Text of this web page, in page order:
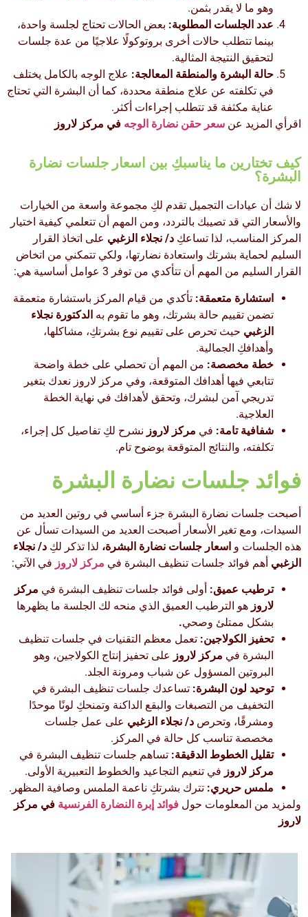
وهو ما لا يقدر بثمن.
عدد الجلسات المطلوبة: بعض الحالات تحتاج لجلسة واحدة،
بينما تتطلب حالات أخرى بروتوكولًا علاجيًا من عدة جلسات
لتحقيق النتيجة المثالية.
حالة البشرة والمنطقة المعالجة: علاج الوجه بالكامل يختلف
في تكلفته عن علاج منطقة محددة، كما أن البشرة التي تحتاج
عناية مكثفة قد تتطلب إجراءات أكثر.
اقرأي المزيد عن سعر حقن نضارة الوجه في مركز لاروز
كيف تختارين ما يناسبكِ بين اسعار جلسات نضارة
البشرة؟
لا شك أن عيادات التجميل تقدم لكِ مجموعة واسعة من الخيارات
والأسعار التي قد تصيبك بالتردد، ومن المهم أن تتعلمي كيفية اختيار
المركز المناسب، لذا تساعكِ د/ نجلاء الزغبي على اتخاذ القرار
السليم لحماية بشرتك واستعادة نضارتها، ولكي تتمكني من اتخاض
القرار السليم من المهم أن تتأكدي من توفر 3 عوامل أساسية هي:
استشارة متعمقة: تأكدي من قيام المركز باستشارة متعمقة
تضمن تقييم حالة بشرتك، وهو ما تقوم به الدكتورة نجلاء
الزغبي حيث تحرص على تقييم نوع بشرتكِ، مشاكلها،
وأهدافكِ الجمالية.
خطة مخصصة: من المهم أن تحصلي على خطة واضحة
تتابعي فيها أهدافك المتوقعة، وفي مركز لاروز نعدك بتغير
تدريجي آمن لبشرك، وتحقق لأهدافك في نهاية الخطة
العلاجية.
شفافية تامة: في مركز لاروز نشرح لكِ تفاصيل كل إجراء،
تكلفته، والنتائج المتوقعة بوضوح تام.
فوائد جلسات نضارة البشرة
أصبحت جلسات نضارة البشرة جزء أساسي في روتين العديد من
السيدات، ومع تغير الأسعار أصبحت العديد من السيدات تسأل عن
هذه الجلسات و اسعار جلسات نضارة البشرة، لذا تذكر لكِ د/ نجلاء
الزغبي أهم فوائد جلسات تنظيف البشرة في مركز لاروز في الآتي:
ترطيب عميق: أولى فوائد جلسات تنظيف البشرة في مركز
لاروز هو الترطيب العميق الذي منحه لك الجلسة ما يظهرها
بشكل ممتلئ وصحي.
تحفيز الكولاجين: تعمل معظم التقنيات في جلسات تنظيف
البشرة في مركز لاروز على تحفيز إنتاج الكولاجين، وهو
البروتين المسؤول عن شباب ومرونة الجلد.
توحيد لون البشرة: تساعدك جلسات تنظيف البشرة في
التخفيف من التصبغات والبقع الداكنة وتمنحكِ لونًا موحدًا
ومشرقًا، وتحرص د/ نجلاء الزغبي على عمل جلسات
مخصصة تناسب كل حالة في المركز.
تقليل الخطوط الدقيقة: تساهم جلسات تنظيف البشرة في
مركز لاروز في تنعيم التجاعيد والخطوط التعبيرية الأولى.
ملمس حريري: تترك بشرتكِ ناعمة الملمس وصافية المظهر.
ولمزيد من المعلومات حول فوائد إبرة النضارة الفرنسية في مركز
لاروز